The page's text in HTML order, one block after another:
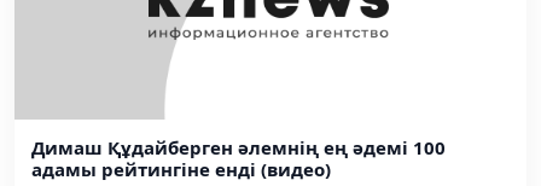
Димаш Құдайберген әлемнің ең әдемі 100
адамы рейтингіне енді (видео)